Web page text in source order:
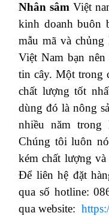
Nhân sâm Việt
kinh doanh buôn
mẫu mã và
Việt Nam bạn
tin cây. Một trong
chất lượng tốt
dùng đó là nông
nhiều năm
Chúng tôi luôn
kém chất lượng
Để liên hệ đặt
qua số hotline:
qua website: